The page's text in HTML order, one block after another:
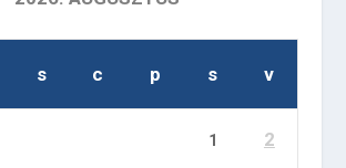
s c p s v
1 2